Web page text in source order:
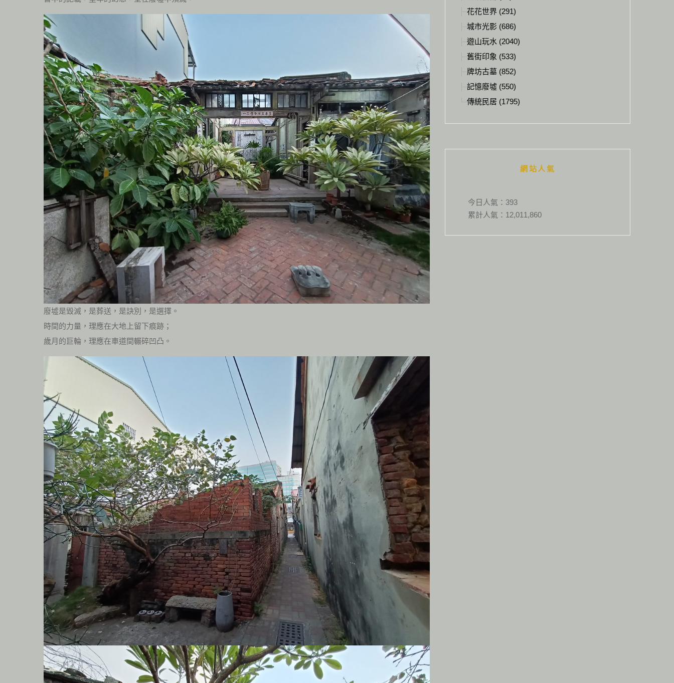
廢墟是毀滅，是葬送，是訣別，是選擇。
時間的力量，理應在大地上留下痕跡；
歲月的巨輪，理應在車道間輾碎凹凸。
花花世界 (291)
城市光影 (686)
遊山玩水 (2040)
舊街印象 (533)
牌坊古墓 (852)
記憶廢墟 (550)
傳統民居 (1795)
網站人氣
今日人氣： 393
累計人氣： 12,011,860